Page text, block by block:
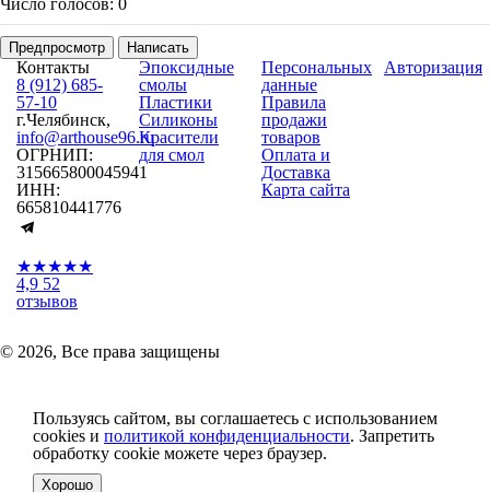
Число голосов: 0
Предпросмотр Написать
Контакты
8 (912) 685-
57-10
г.Челябинск,
info@arthouse96.ru
ОГРНИП:
315665800045941
ИНН:
665810441776
★★★★★
4,9 52
отзывов
Эпоксидные
смолы
Пластики
Силиконы
Красители
для смол
Персональных
данные
Правила
продажи
товаров
Оплата и
Доставка
Карта сайта
Авторизация
© 2026, Все права защищены
Пользуясь сайтом, вы соглашаетесь с использованием
cookies и политикой конфиденциальности. Запретить
обработку cookie можете через браузер.
Хорошо